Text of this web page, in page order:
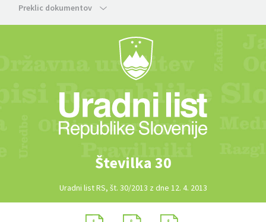
Preklic dokumentov
Številka 30
Uradni list RS, št. 30/2013 z dne 12. 4. 2013